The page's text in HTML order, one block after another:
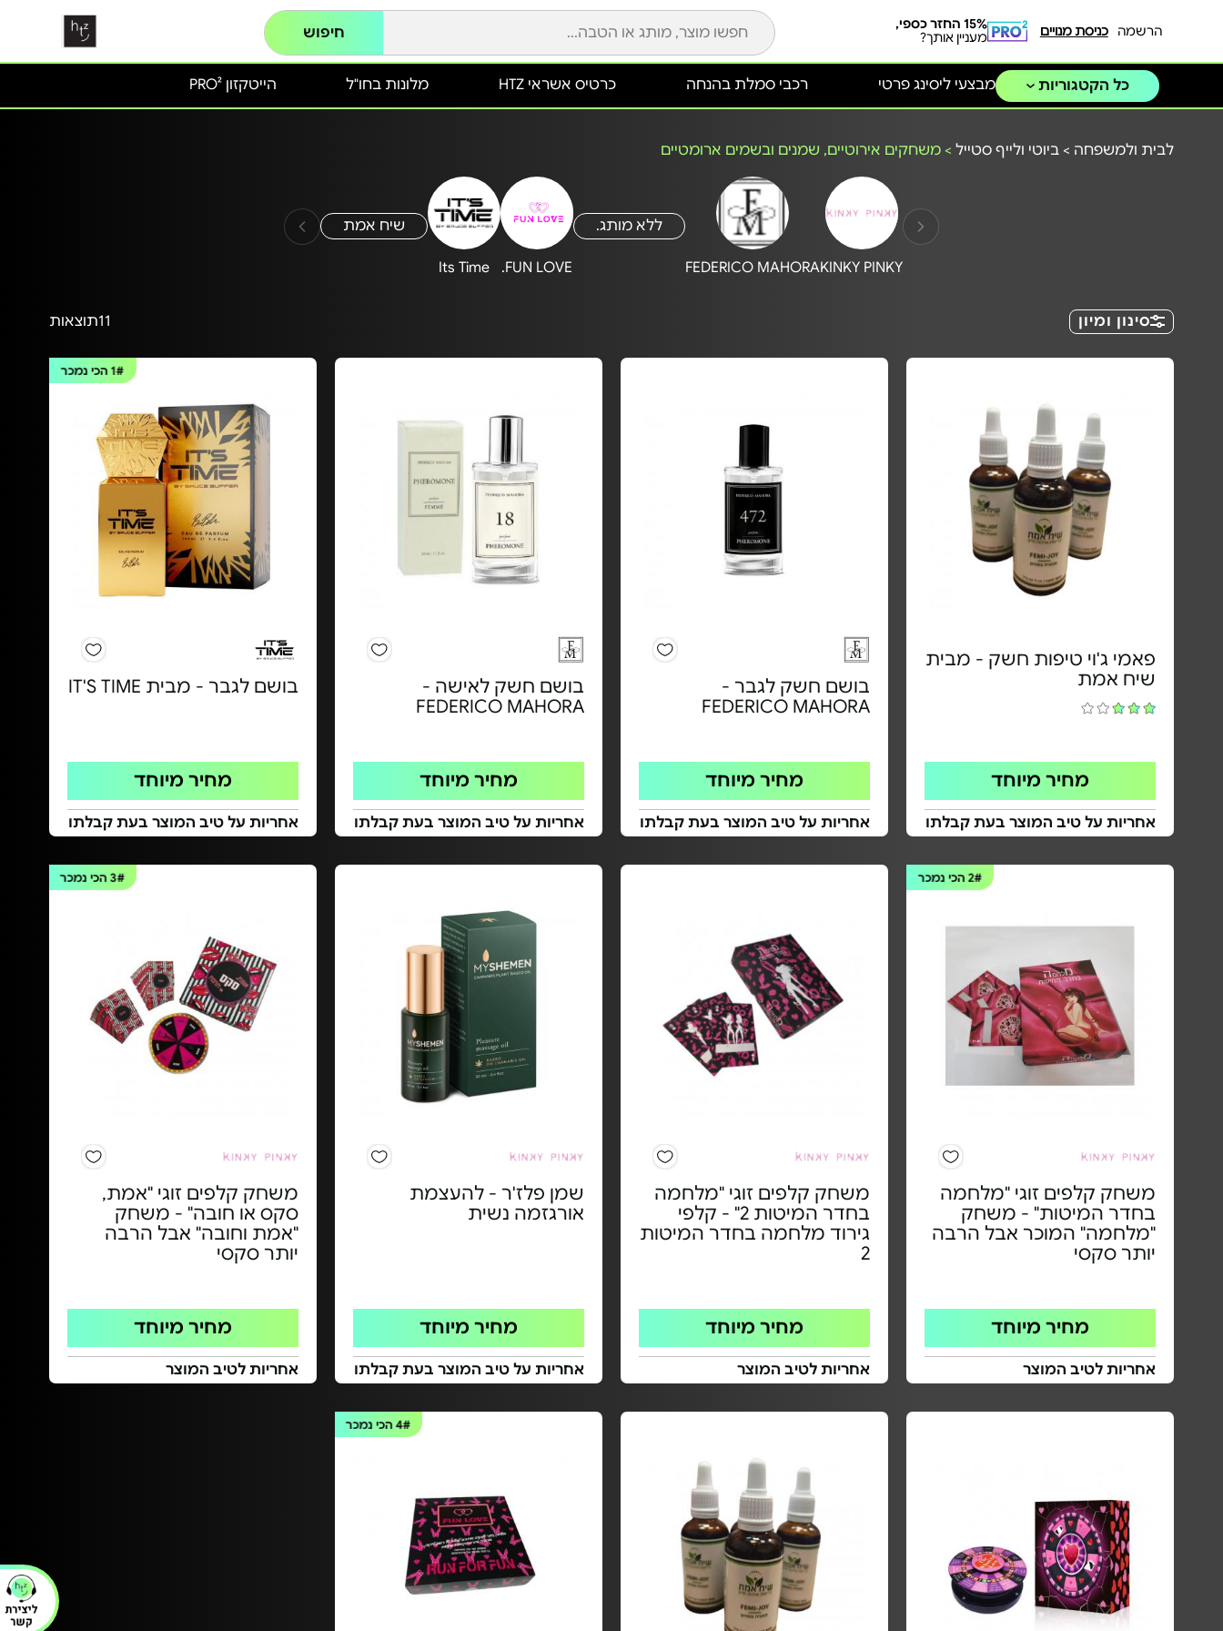
הרשמה כניסת מנויים
15% החזר כספי,
מעניין אותך?
חיפוש
כל הקטגוריות הייטקזון PRO² מלונות בחו"ל כרטיס אשראי HTZ מבצעי ליסינג פרטי רכבי סמלת בהנחה
לבית ולמשפחה > ביוטי ולייף סטייל > משחקים אירוטיים, שמנים ובשמים ארומטיים
KINKY PINKY
FEDERICO MAHORA
ללא מותג.
FUN LOVE.
Its Time
שיח אמת
סינון ומיון 11תוצאות
פאמי ג'וי טיפות חשק - מבית
שיח אמת
מחיר מיוחד
אחריות על טיב המוצר בעת קבלתו
בושם חשק לגבר -
FEDERICO MAHORA
מחיר מיוחד
אחריות על טיב המוצר בעת קבלתו
בושם חשק לאישה -
FEDERICO MAHORA
מחיר מיוחד
אחריות על טיב המוצר בעת קבלתו
1# הכי נמכר
בושם לגבר - מבית IT'S TIME
מחיר מיוחד
אחריות על טיב המוצר בעת קבלתו
2#הכי נמכר
משחק קלפים זוגי "מלחמה
בחדר המיטות" - משחק
"מלחמה" המוכר אבל הרבה
יותר סקסי
מחיר מיוחד
אחריות לטיב המוצר
משחק קלפים זוגי "מלחמה
בחדר המיטות 2" - קלפי
גירוד מלחמה בחדר המיטות
2
מחיר מיוחד
אחריות לטיב המוצר
שמן פלז'ר - להעצמת
אורגזמה נשית
מחיר מיוחד
אחריות על טיב המוצר בעת קבלתו
3#הכי נמכר
משחק קלפים זוגי "אמת,
סקס או חובה" - משחק
"אמת וחובה" אבל הרבה
יותר סקסי
מחיר מיוחד
אחריות לטיב המוצר
4#הכי נמכר